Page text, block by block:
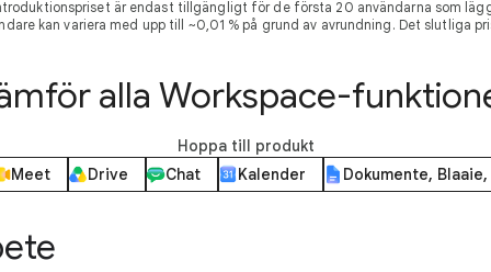
är endast tillgängligt för de första 20 användarna som
kan variera med upp till ~0,01 % på grund av avrundning. Det slutliga
alla Workspace-
Hoppa till produkt
Meet Drive Chat Kalender Dokumente,